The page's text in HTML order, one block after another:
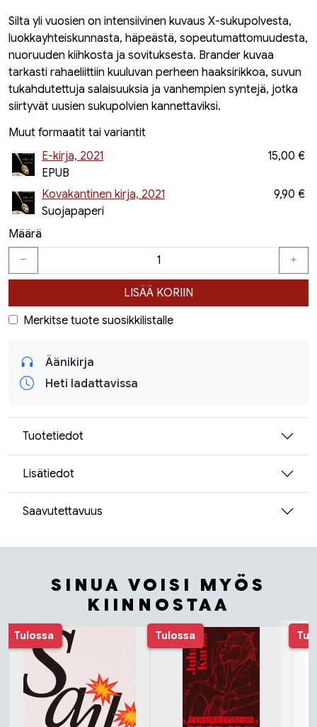
Silta yli vuosien on intensiivinen kuvaus X-sukupolvesta,
luokkayhteiskunnasta, häpeästä, sopeutumattomuudesta,
nuoruuden kiihkosta ja sovituksesta. Brander kuvaa
tarkasti rahaeliittiin kuuluvan perheen haaksirikkoa, suvun
tukahdutettuja salaisuuksia ja vanhempien syntejä, jotka
siirtyvät uusien sukupolvien kannettaviksi.
Muut formaatit tai variantit
E-kirja, 2021
EPUB
15,00 €
Kovakantinen kirja, 2021
Suojapaperi
9,90 €
Määrä
LISÄÄ KORIIN
Merkitse tuote suosikkilistalle
Äänikirja
Heti ladattavissa
Tuotetiedot
Lisätiedot
Saavutettavuus
SINUA VOISI MYÖS
KIINNOSTAA
Tuoteluettelon alku
Tulossa Tulossa